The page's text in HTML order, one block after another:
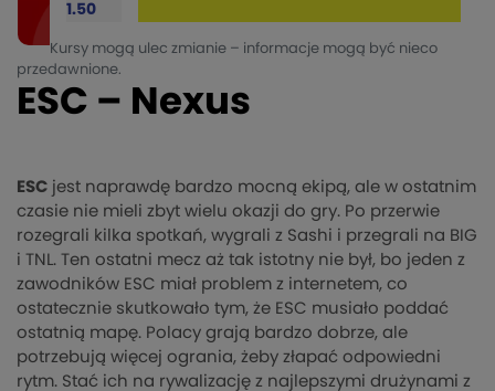
1.50
Kursy mogą ulec zmianie – informacje mogą być nieco
przedawnione.
ESC – Nexus
ESC jest naprawdę bardzo mocną ekipą, ale w ostatnim
czasie nie mieli zbyt wielu okazji do gry. Po przerwie
rozegrali kilka spotkań, wygrali z Sashi i przegrali na BIG
i TNL. Ten ostatni mecz aż tak istotny nie był, bo jeden z
zawodników ESC miał problem z internetem, co
ostatecznie skutkowało tym, że ESC musiało poddać
ostatnią mapę. Polacy grają bardzo dobrze, ale
potrzebują więcej ogrania, żeby złapać odpowiedni
rytm. Stać ich na rywalizację z najlepszymi drużynami z